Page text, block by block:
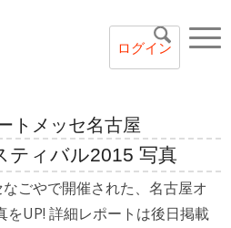
ログイン
トメッセ名古屋
ティバル2015 写真
ごやで開催された、名古屋オ
をUP! 詳細レポートは後日掲載